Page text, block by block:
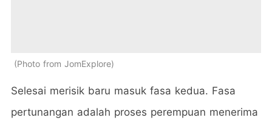
Photo from JomExplore
Selesai merisik baru masuk fasa kedua. Fasa
pertunangan adalah proses perempuan menerima